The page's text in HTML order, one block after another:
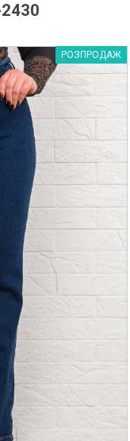
РОЗПРОДАЖ